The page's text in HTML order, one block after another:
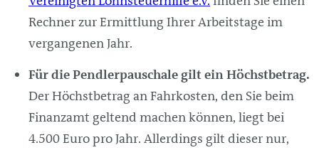
Rechner zur Ermittlung Ihrer Arbeitstage im
vergangenen Jahr.
Für die Pendlerpauschale gilt ein Höchstbetrag.
Der Höchstbetrag an Fahrkosten, den Sie beim
Finanzamt geltend machen können, liegt bei
4.500 Euro pro Jahr. Allerdings gilt dieser nur,